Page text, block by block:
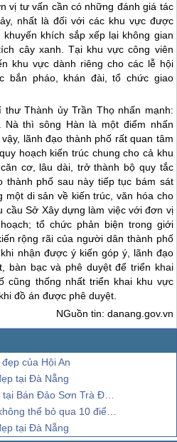
vị tư vấn cần có những đánh giá tác
nhất là đối với các khu vực được
khích sắp xếp lại không gian
cây xanh. Tại khu vực công viên
khu vực dành riêng cho các lễ hội
bắn pháo, khán đài, tổ chức giao
thư Thành ủy Trần Thọ nhấn mạnh:
Nà thì sông Hàn là một điểm nhấn
lãnh đạo thành phố rất quan tâm
hoạch kiến trúc chung cho cả khu
cơ, lâu dài, trở thành bộ quy tắc
thành phố sau này tiếp tục bám sát
di sản về kiến trúc, văn hóa cho
cầu Sở Xây dựng làm việc với đơn vị
tổ chức phản biện trong giới
rộng rãi của người dân thành phố
nhận được ý kiến góp ý, lãnh đạo
bàn bạc và phê duyệt để triển khai
cũng thống nhất triển khai khu vực
đồ án được phê duyệt.
NGuồn tin: danang.gov.vn
của Hội An
tại Đà Nẵng
Đảo Sơn Trà Đà Nẵng
qua 10 điểm đến tuyệt đẹp
tại Đà Nẵng